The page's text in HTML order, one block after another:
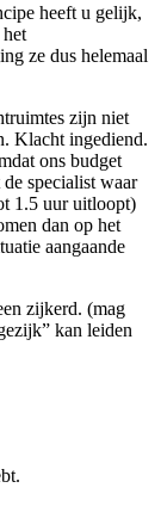
heeft u gelijk,
ze dus helemaal
zijn niet
Klacht ingediend.
ons budget
specialist waar
1.5 uur uitloopt)
dan op het
aangaande
zijkerd. (mag
kan leiden